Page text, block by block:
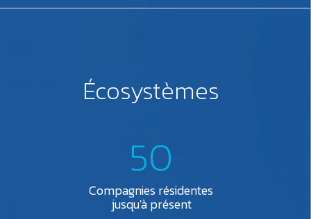
Écosystèmes
50
Compagnies résidentes
jusqu'à présent